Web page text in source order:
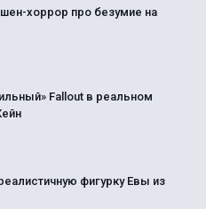
хоррор про безумие на
Fallout в реальном
фигурку Евы из